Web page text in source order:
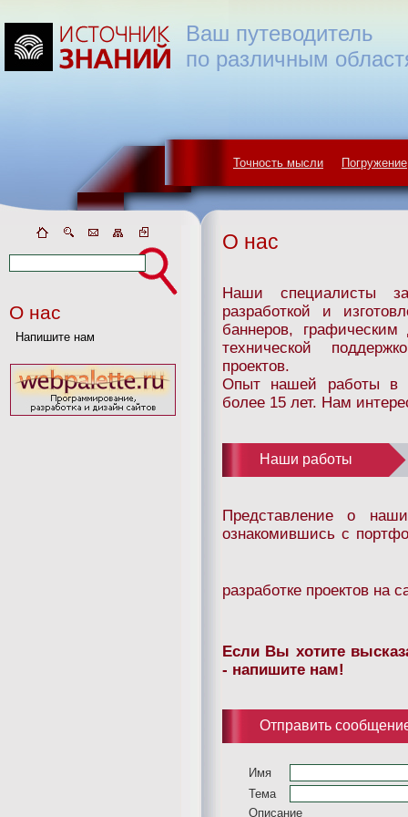
Точность мысли Погружение
Ваш путеводитель
по различным
О нас
Напишите нам
О нас
Наши специалисты
разработкой и
баннеров,
технической
проектов.
Опыт нашей работы в
более 15 лет. Нам
Наши работы
Представление о
ознакомившись с
разработке проектов на
Если Вы хотите
- напишите нам!
Отправить
Имя
Тема
Описание